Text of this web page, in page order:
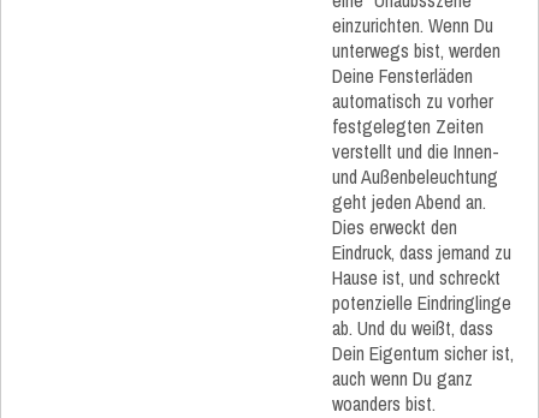
einzurichten. Wenn Du
unterwegs bist, werden
Deine Fensterläden
automatisch zu vorher
festgelegten Zeiten
verstellt und die Innen-
und Außenbeleuchtung
geht jeden Abend an.
Dies erweckt den
Eindruck, dass jemand zu
Hause ist, und schreckt
potenzielle Eindringlinge
ab. Und du weißt, dass
Dein Eigentum sicher ist,
auch wenn Du ganz
woanders bist.